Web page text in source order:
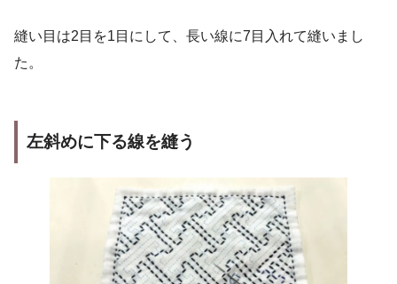
縫い目は2目を1目にして、長い線に7目入れて縫いまし
た。
左斜めに下る線を縫う